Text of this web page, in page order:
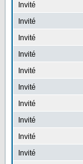
Invité
Invité
Invité
Invité
Invité
Invité
Invité
Invité
Invité
Invité